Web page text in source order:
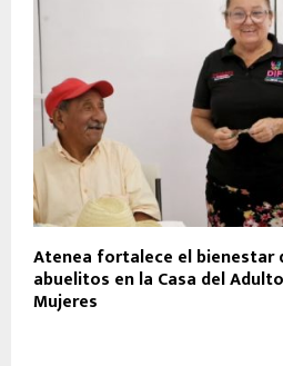
Atenea fortalece el bienestar
abuelitos en la Casa del
Mujeres